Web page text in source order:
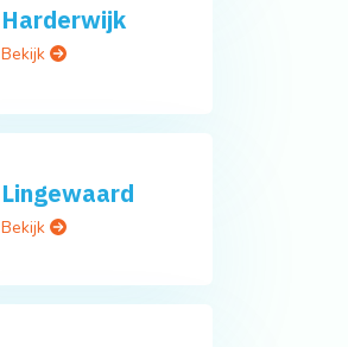
Harderwijk
Bekijk
Lingewaard
Bekijk